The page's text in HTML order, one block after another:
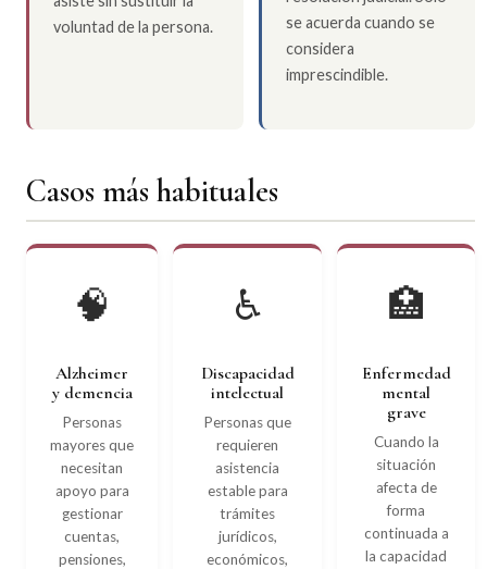
voluntad de la persona.
se acuerda cuando se
considera
imprescindible.
Casos más habituales
🧠
Alzheimer
y demencia
Personas
mayores que
necesitan
apoyo para
gestionar
cuentas,
pensiones,
♿
Discapacidad
intelectual
Personas que
requieren
asistencia
estable para
trámites
jurídicos,
económicos,
🏥
Enfermedad
mental
grave
Cuando la
situación
afecta de
forma
continuada a
la capacidad